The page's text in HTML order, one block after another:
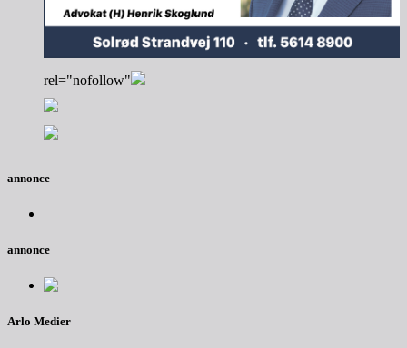
rel="nofollow"
annonce
annonce
Arlo Medier